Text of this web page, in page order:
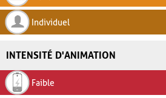
Individuel
INTENSITÉ D'ANIMATION
Faible